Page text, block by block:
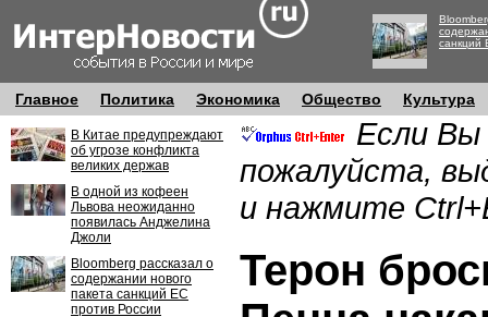
санкций
Главное Политика Экономика Общество Культура
В Китае предупреждают
об угрозе конфликта
великих держав
В одной из кофеен
Львова неожиданно
появилась Анджелина
Джоли
Bloomberg рассказал о
содержании нового
пакета санкций ЕС
против России
Если Вы
пожалуйста,
и нажмите
Терон